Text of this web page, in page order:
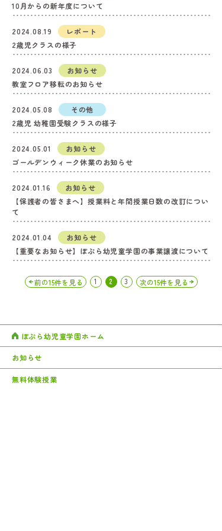
10月からの新年度について
2024.08.19
レポート
2歳児クラスの様子
2024.06.03
お知らせ
教室フロア移転のお知らせ
2024.05.08
その他
2歳児 幼稚園受験クラスの様子
2024.05.01
お知らせ
ゴールデンウィーク休業のお知らせ
2024.01.16
お知らせ
【保護者の皆さまへ】授業料と年間授業日数の改訂につい
て
2024.01.04
お知らせ
【重要なお知らせ】ぽぷら幼児童学園の事業譲渡について
前の15件を見る 1 2 3 次の15件を見る
ぽぷら幼児童学園ホーム
お知らせ
無料体験授業